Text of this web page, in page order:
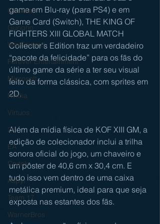
Obsidian
Gungho
WayFoward
Forever Entertainment
Microsoft
Nvidia
Virtuos
2k
EA
Crytek
Aspyr
Team 17
WarnerBros
game em Blu-ray (para PS4) e em
Game Card (Switch), THE KING OF
FIGHTERS XIII GLOBAL MATCH
Collector's Edition traz um verdadeiro
“pacote da felicidade” para os fãs do
último game da série a ter seu visual
feito da forma clássica, com sprites em
2D.
Além da mídia física de KOF XIII GM, a
edição de colecionador inclui a trilha
sonora oficial do jogo, um chaveiro e
um pôster de 40,6 cm x 30,4 cm. E
tudo isso vem dentro de uma caixa
metálica premium, ideal para que seja
exposta nas estantes dos fãs.